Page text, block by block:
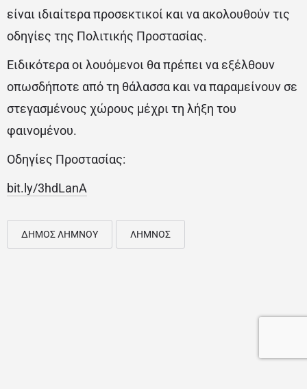
είναι ιδιαίτερα προσεκτικοί και να ακολουθούν τις
οδηγίες της Πολιτικής Προστασίας.
Ειδικότερα οι λουόμενοι θα πρέπει να εξέλθουν
οπωσδήποτε από τη θάλασσα και να παραμείνουν σε
στεγασμένους χώρους μέχρι τη λήξη του
φαινομένου.
Οδηγίες Προστασίας:
bit.ly/3hdLanA
ΔΗΜΟΣ ΛΗΜΝΟΥ ΛΗΜΝΟΣ